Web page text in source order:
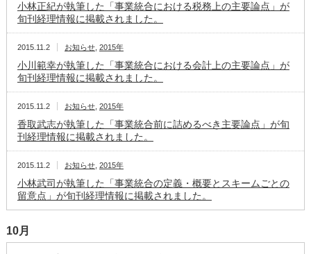
小林正紀が執筆した「事業統合における税務上の主要論点」が
旬刊経理情報に掲載されました。
2015.11.2 お知らせ, 2015年
小川範幸が執筆した「事業統合における会計上の主要論点」が
旬刊経理情報に掲載されました。
2015.11.2 お知らせ, 2015年
香取武志が執筆した「事業統合前に詰めるべき主要論点」が旬
刊経理情報に掲載されました。
2015.11.2 お知らせ, 2015年
小林武司が執筆した「事業統合の定義・概要とスキームごとの
留意点」が旬刊経理情報に掲載されました。
10月